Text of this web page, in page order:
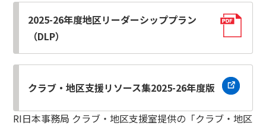
2025-26年度地区リーダーシッププラン
（DLP）
クラブ・地区支援リソース集2025-26年度版
RI日本事務局 クラブ・地区支援室提供の「クラブ・地区